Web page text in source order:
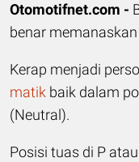
Otomotifnet.com -
benar memanaskan
Kerap menjadi
matik baik dalam
(Neutral).
Posisi tuas di P